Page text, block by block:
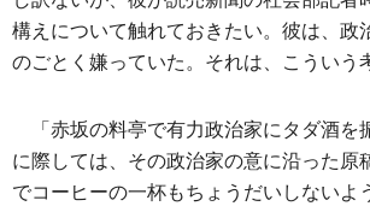
構えについて触れておきたい。彼は、政
のごとく嫌っていた。それは、こういう
「赤坂の料亭で有力政治家にタダ酒を
に際しては、その政治家の意に沿った原
でコーヒーの一杯もちょうだいしないよ